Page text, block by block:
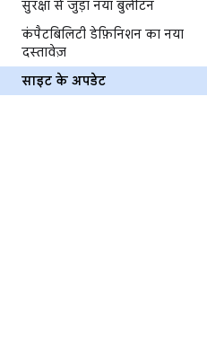
सुरक्षा से जुड़ा नया बुलेटिन
कंपैटबिलिटी डेफ़िनिशन का नया
दस्तावेज़
साइट के अपडेट